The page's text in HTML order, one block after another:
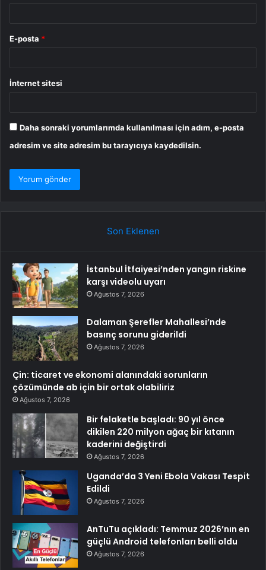
E-posta *
İnternet sitesi
Daha sonraki yorumlarımda kullanılması için adım, e-posta
adresim ve site adresim bu tarayıcıya kaydedilsin.
Son Eklenen
İstanbul İtfaiyesi’nden yangın riskine
karşı videolu uyarı
Ağustos 7, 2026
Dalaman Şerefler Mahallesi’nde
basınç sorunu giderildi
Ağustos 7, 2026
Çin: ticaret ve ekonomi alanındaki sorunların
çözümünde ab için bir ortak olabiliriz
Ağustos 7, 2026
Bir felaketle başladı: 90 yıl önce
dikilen 220 milyon ağaç bir kıtanın
kaderini değiştirdi
Ağustos 7, 2026
Uganda’da 3 Yeni Ebola Vakası Tespit
Edildi
Ağustos 7, 2026
AnTuTu açıkladı: Temmuz 2026’nın en
güçlü Android telefonları belli oldu
Ağustos 7, 2026